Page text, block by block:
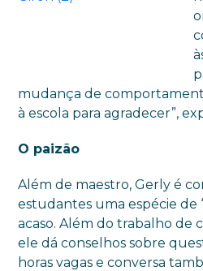
mudança de
à escola para agradecer”,
O paizão
Além de maestro, Gerly é
estudantes uma espécie de
acaso. Além do trabalho de
ele dá conselhos sobre
horas vagas e conversa